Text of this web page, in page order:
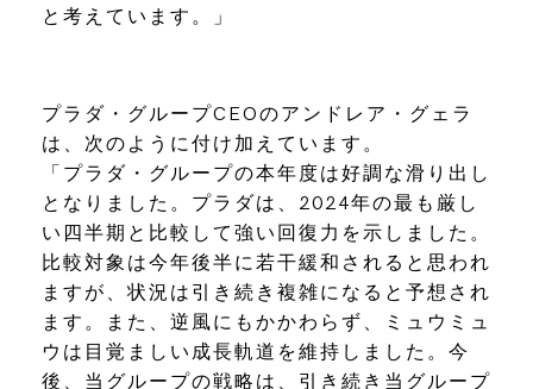
と考えています。」
プラダ・グループCEOのアンドレア・グェラ
は、次のように付け加えています。
「プラダ・グループの本年度は好調な滑り出し
となりました。プラダは、2024年の最も厳し
い四半期と比較して強い回復力を示しました。
比較対象は今年後半に若干緩和されると思われ
ますが、状況は引き続き複雑になると予想され
ます。また、逆風にもかかわらず、ミュウミュ
ウは目覚ましい成長軌道を維持しました。今
後、当グループの戦略は、引き続き当グループ